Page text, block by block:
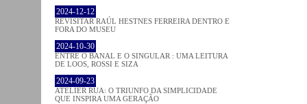
2024-12-12
REVISITAR RAÚL HESTNES FERREIRA DENTRO E
FORA DO MUSEU
2024-10-30
ENTRE O BANAL E O SINGULAR : UMA LEITURA
DE LOOS, ROSSI E SIZA
2024-09-23
ATELIER RUA: O TRIUNFO DA SIMPLICIDADE
QUE INSPIRA UMA GERAÇÃO